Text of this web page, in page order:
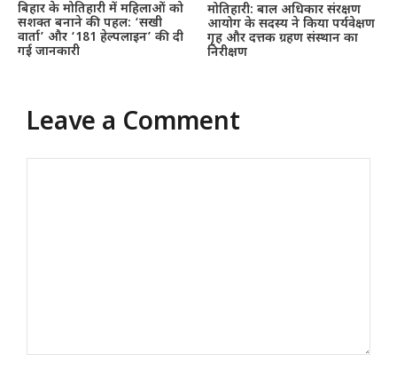
बिहार के मोतिहारी में महिलाओं को
सशक्त बनाने की पहल: ‘सखी
वार्ता’ और ‘181 हेल्पलाइन’ की दी
गई जानकारी
मोतिहारी: बाल अधिकार संरक्षण
आयोग के सदस्य ने किया पर्यवेक्षण
गृह और दत्तक ग्रहण संस्थान का
निरीक्षण
Leave a Comment